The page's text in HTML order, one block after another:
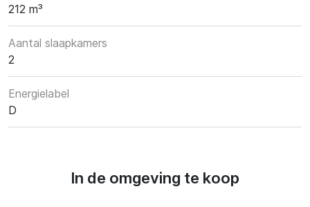
212 m³
Aantal slaapkamers
2
Energielabel
D
In de omgeving te koop